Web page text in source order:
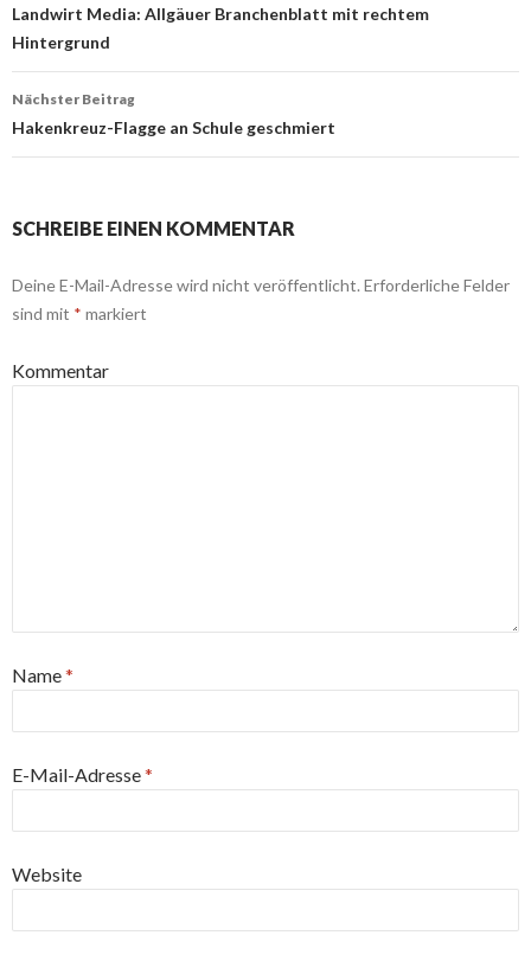
Navigation
Landwirt Media: Allgäuer Branchenblatt mit rechtem
Hintergrund
Nächster Beitrag
Hakenkreuz-Flagge an Schule geschmiert
SCHREIBE EINEN KOMMENTAR
Deine E-Mail-Adresse wird nicht veröffentlicht. Erforderliche Felder
sind mit * markiert
Kommentar
Name*
E-Mail-Adresse*
Website